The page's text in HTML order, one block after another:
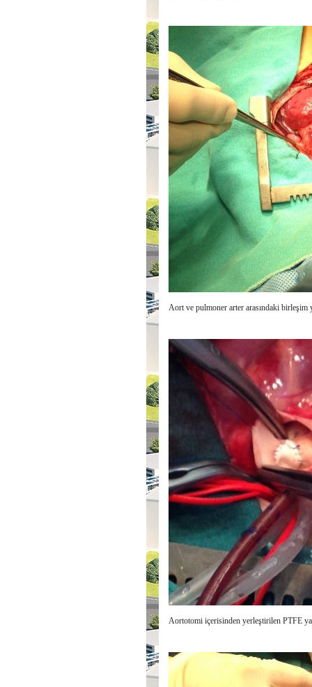
Aort ve pulmoner arter arasındaki birleşim
Aortotomi içerisinden yerleştirilen PTFE